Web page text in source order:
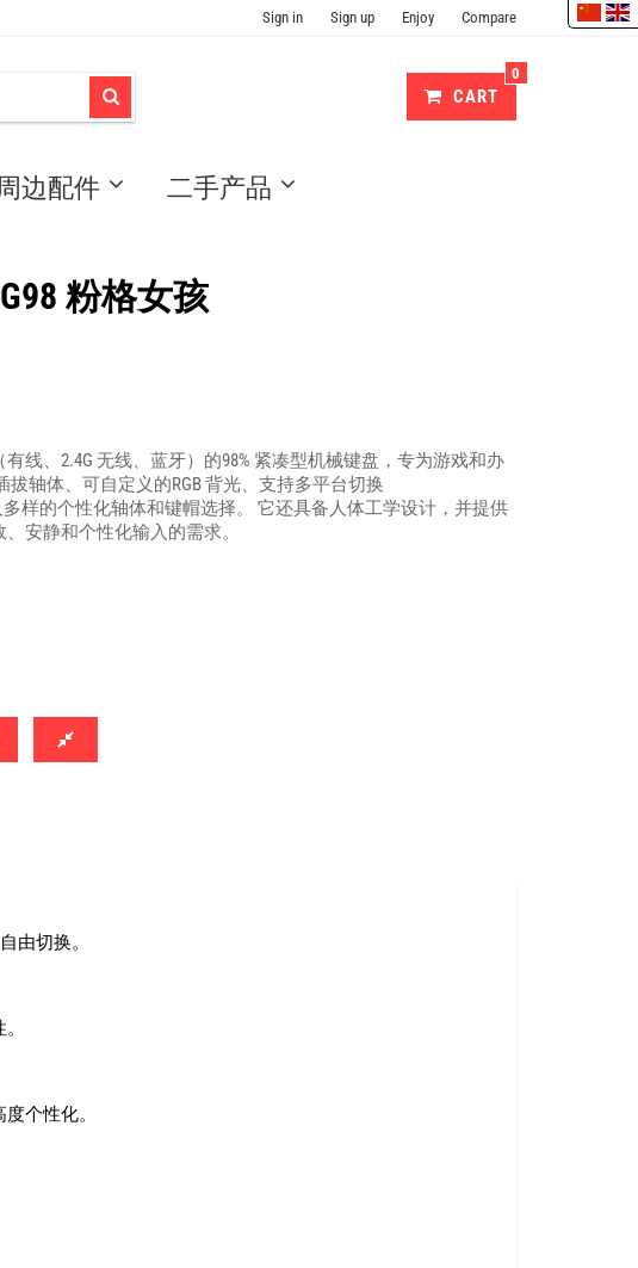
Sign in Sign up Enjoy Compare
0
CART
边配件 二手产品
粉格女孩
有线、2.4G 无线、蓝牙）的98% 紧凑型机械键盘，专为游戏和办
轴体、可自定义的RGB 背光、支持多平台切换
多样的个性化轴体和键帽选择。 它还具备人体工学设计，并提供
安静和个性化输入的需求。
由切换。
个性化。